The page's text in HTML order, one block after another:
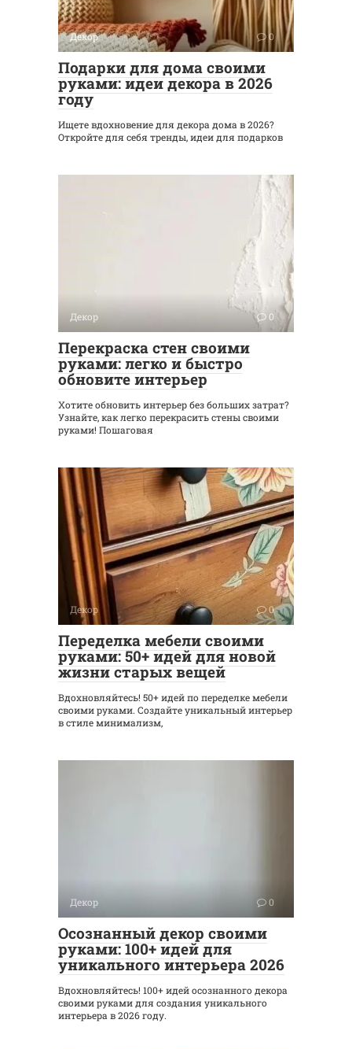
Декор 0
Подарки для дома своими
руками: идеи декора в 2026
году
Ищете вдохновение для декора дома в 2026?
Откройте для себя тренды, идеи для подарков
Декор 0
Перекраска стен своими
руками: легко и быстро
обновите интерьер
Хотите обновить интерьер без больших затрат?
Узнайте, как легко перекрасить стены своими
руками! Пошаговая
Декор 0
Переделка мебели своими
руками: 50+ идей для новой
жизни старых вещей
Вдохновляйтесь! 50+ идей по переделке мебели
своими руками. Создайте уникальный интерьер
в стиле минимализм,
Декор 0
Осознанный декор своими
руками: 100+ идей для
уникального интерьера 2026
Вдохновляйтесь! 100+ идей осознанного декора
своими руками для создания уникального
интерьера в 2026 году.